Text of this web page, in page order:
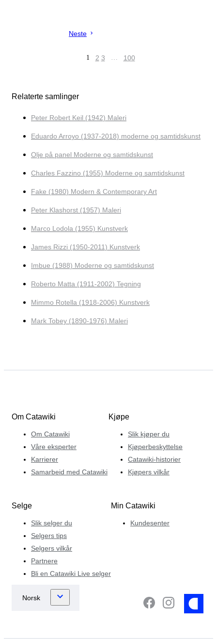
Neste
1 2 3 … 100
Relaterte samlinger
Peter Robert Keil (1942) Maleri
Eduardo Arroyo (1937-2018) moderne og samtidskunst
Olje på panel Moderne og samtidskunst
Charles Fazzino (1955) Moderne og samtidskunst
Fake (1980) Modern & Contemporary Art
Peter Klashorst (1957) Maleri
Marco Lodola (1955) Kunstverk
James Rizzi (1950-2011) Kunstverk
Imbue (1988) Moderne og samtidskunst
Roberto Matta (1911-2002) Tegning
Mimmo Rotella (1918-2006) Kunstverk
Mark Tobey (1890-1976) Maleri
Om Catawiki
Om Catawiki
Våre eksperter
Karrierer
Samarbeid med Catawiki
Kjøpe
Slik kjøper du
Kjøperbeskyttelse
Catawiki-historier
Kjøpers vilkår
Selge
Slik selger du
Selgers tips
Selgers vilkår
Partnere
Bli en Catawiki Live selger
Min Catawiki
Kundesenter